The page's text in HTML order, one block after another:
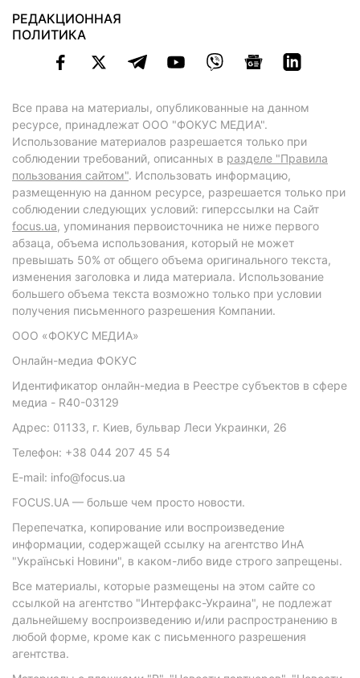
РЕДАКЦИОННАЯ
ПОЛИТИКА
Все права на материалы, опубликованные на данном
ресурсе, принадлежат ООО "ФОКУС МЕДИА".
Использование материалов разрешается только при
соблюдении требований, описанных в разделе "Правила
пользования сайтом". Использовать информацию,
размещенную на данном ресурсе, разрешается только при
соблюдении следующих условий: гиперссылки на Сайт
focus.ua, упоминания первоисточника не ниже первого
абзаца, объема использования, который не может
превышать 50% от общего объема оригинального текста,
изменения заголовка и лида материала. Использование
большего объема текста возможно только при условии
получения письменного разрешения Компании.
ООО «ФОКУС МЕДИА»
Онлайн-медиа ФОКУС
Идентификатор онлайн-медиа в Реестре субъектов в сфере
медиа - R40-03129
Адрес: 01133, г. Киев, бульвар Леси Украинки, 26
Телефон: +38 044 207 45 54
E-mail: info@focus.ua
FOCUS.UA — больше чем просто новости.
Перепечатка, копирование или воспроизведение
информации, содержащей ссылку на агентство ИнА
"Українські Новини", в каком-либо виде строго запрещены.
Все материалы, которые размещены на этом сайте со
ссылкой на агентство "Интерфакс-Украина", не подлежат
дальнейшему воспроизведению и/или распространению в
любой форме, кроме как с письменного разрешения
агентства.